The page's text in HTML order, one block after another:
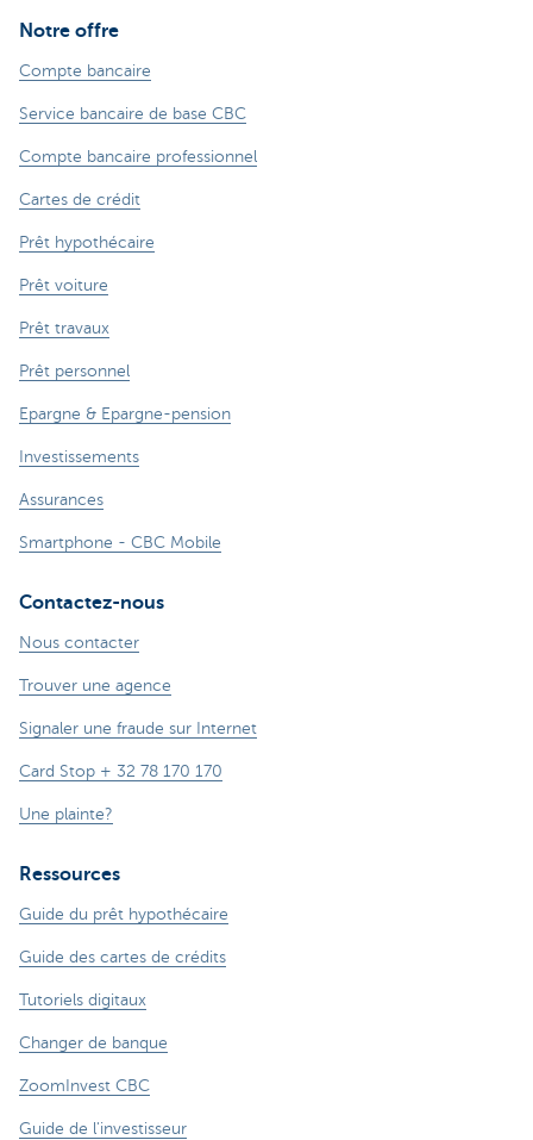
Notre offre
Compte bancaire
Service bancaire de base CBC
Compte bancaire professionnel
Cartes de crédit
Prêt hypothécaire
Prêt voiture
Prêt travaux
Prêt personnel
Epargne & Epargne-pension
Investissements
Assurances
Smartphone - CBC Mobile
Contactez-nous
Nous contacter
Trouver une agence
Signaler une fraude sur Internet
Card Stop + 32 78 170 170
Une plainte?
Ressources
Guide du prêt hypothécaire
Guide des cartes de crédits
Tutoriels digitaux
Changer de banque
ZoomInvest CBC
Guide de l'investisseur